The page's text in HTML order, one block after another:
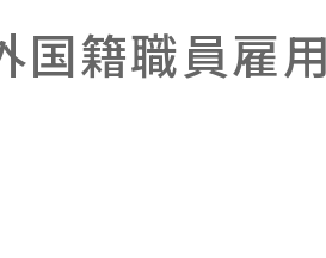
国籍職員雇